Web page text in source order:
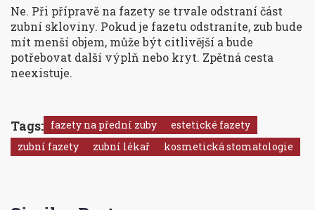
Ne. Při přípravě na fazety se trvale odstraní část
zubní skloviny. Pokud je fazetu odstraníte, zub bude
mít menší objem, může být citlivější a bude
potřebovat další výplň nebo kryt. Zpětná cesta
neexistuje.
Tags: fazety na přední zuby
estetické fazety
zubní fazety
zubní lékař kosmetická stomatologie